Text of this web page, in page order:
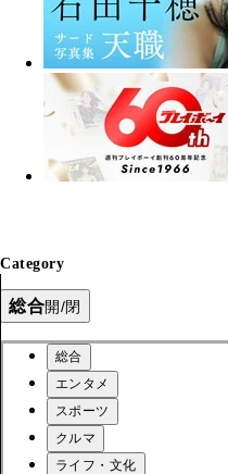
Category
総合開/閉
総合
エンタメ
スポーツ
クルマ
ライフ・文化